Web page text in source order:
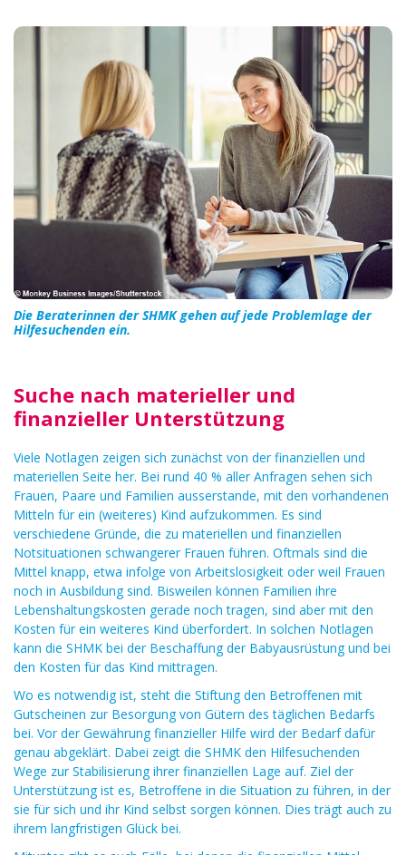
Die Beraterinnen der SHMK gehen auf jede Problemlage der
Hilfesuchenden ein.
Suche nach materieller und
finanzieller Unterstützung
Viele Notlagen zeigen sich zunächst von der finanziellen und
materiellen Seite her. Bei rund 40 % aller Anfragen sehen sich
Frauen, Paare und Familien ausserstande, mit den vorhandenen
Mitteln für ein (weiteres) Kind aufzukommen. Es sind
verschiedene Gründe, die zu materiellen und finanziellen
Notsituationen schwangerer Frauen führen. Oftmals sind die
Mittel knapp, etwa infolge von Arbeitslosigkeit oder weil Frauen
noch in Ausbildung sind. Bisweilen können Familien ihre
Lebenshaltungskosten gerade noch tragen, sind aber mit den
Kosten für ein weiteres Kind überfordert. In solchen Notlagen
kann die SHMK bei der Beschaffung der Babyausrüstung und bei
den Kosten für das Kind mittragen.
Wo es notwendig ist, steht die Stiftung den Betroffenen mit
Gutscheinen zur Besorgung von Gütern des täglichen Bedarfs
bei. Vor der Gewährung finanzieller Hilfe wird der Bedarf dafür
genau abgeklärt. Dabei zeigt die SHMK den Hilfesuchenden
Wege zur Stabilisierung ihrer finanziellen Lage auf. Ziel der
Unterstützung ist es, Betroffene in die Situation zu führen, in der
sie für sich und ihr Kind selbst sorgen können. Dies trägt auch zu
ihrem langfristigen Glück bei.